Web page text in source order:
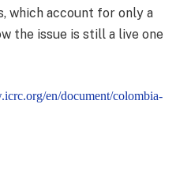
which account for only a
the issue is still a live one
en/document/colombia-